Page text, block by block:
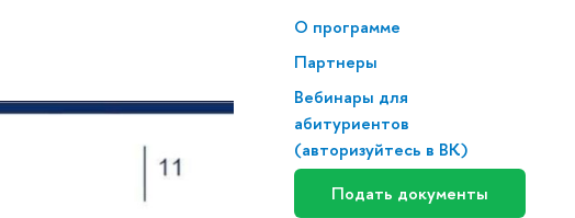
О программе
Партнеры
Вебинары для
абитуриентов
(авторизуйтесь в ВК)
Подать документы